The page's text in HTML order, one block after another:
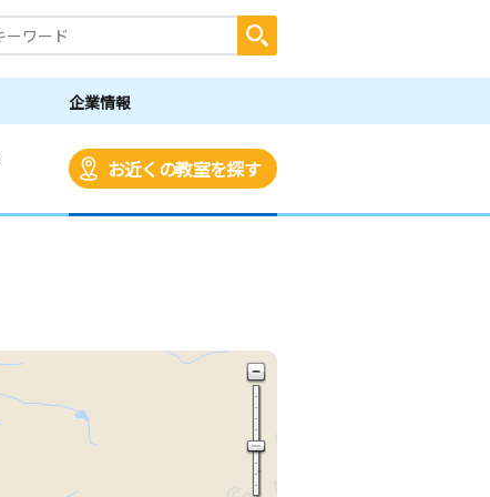
企業情報
お近くの教室を探す